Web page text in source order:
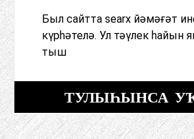
Был сайтта searx йәмәғәт
күрһәтелә. Ул тәүлек һайын
тыш
ТУЛЫҺЫНСА